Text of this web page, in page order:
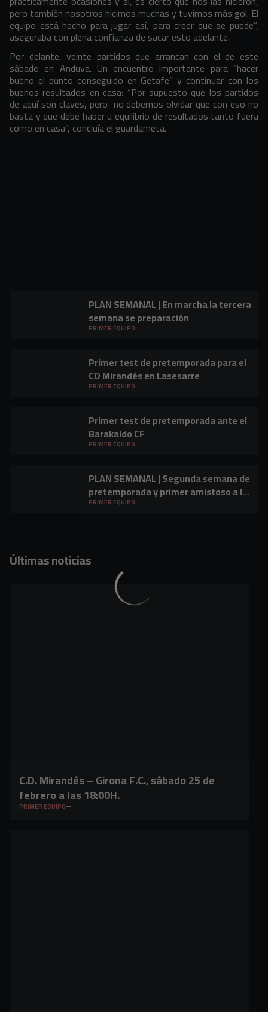
pero también nosotros hicimos muchas y tuvimos más gol. El
equipo está hecho para jugar así, para creer que se puede”,
aseguraba con plena confianza de sacar esto adelante.
Por delante, veinte partidos que arrancan con el de este
sábado en Anduva. Un encuentro importante para “hacer
bueno el punto conseguido en Getafe” y continuar con los
buenos resultados en casa: “Por supuesto que los partidos
de aquí son claves, pero no debemos olvidar que con eso no
basta y que debe haber u equilibrio de resultados tanto fuera
como en casa”, concluía el guardameta.
PLAN SEMANAL | En marcha la tercera
semana se preparación
PRIMER EQUIPO
Primer test de pretemporada para el
CD Mirandés en Lasesarre
PRIMER EQUIPO
Primer test de pretemporada ante el
Barakaldo CF
PRIMER EQUIPO
PLAN SEMANAL | Segunda semana de
pretemporada y primer amistoso a la
vista
PRIMER EQUIPO
Últimas noticias
C.D. Mirandés – Girona F.C., sábado 25 de
febrero a las 18:00H.
PRIMER EQUIPO